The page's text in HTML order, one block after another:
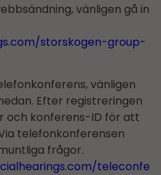
vänligen gå in
storskogen-group-
vänligen
Efter registreringen
och konferens-ID för att
telefonkonferensen
frågor.
teleconfe